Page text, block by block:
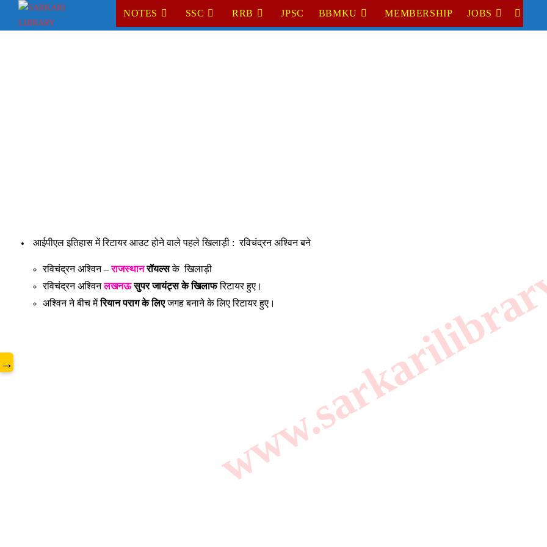
NOTES SSC RRB JPSC BBMKU MEMBERSHIP JOBS
आईपीएल इतिहास में रिटायर आउट होने वाले पहले खिलाड़ी : रविचंद्रन अश्विन बने
रविचंद्रन अश्विन –राजस्थानरॉयल्सके खिलाड़ी
रविचंद्रन अश्विनलखनऊसुपर जायंट्स के खिलाफरिटायर हुए।
अश्विन ने बीच मेंरियान पराग के लिएजगह बनाने के लिए रिटायर हुए।
→